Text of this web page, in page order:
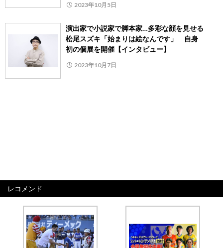
2023年10月5日
演出家で小説家で脚本家…多彩な顔を見せる
松尾スズキ「始まりは絵なんです」 自身
初の個展を開催【インタビュー】
2023年10月7日
レコメンド